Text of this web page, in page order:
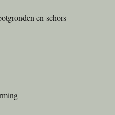
en schors